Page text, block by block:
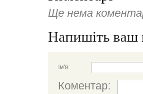
Ще нема
Напишіть ваш
Ім'я:
Коментар: